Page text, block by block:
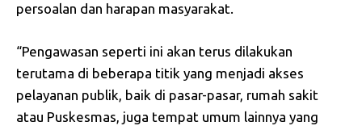
persoalan dan harapan masyarakat.
“Pengawasan seperti ini akan terus dilakukan
terutama di beberapa titik yang menjadi akses
pelayanan publik, baik di pasar-pasar, rumah sakit
atau Puskesmas, juga tempat umum lainnya yang